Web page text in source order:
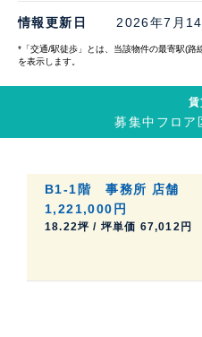
情報更新日 2026年7月14
*「交通/駅徒歩」とは、当該物件の最寄駅(路
を表示します。
賃
募集中フロア
B1-1階事務所 店舗
1,221,000円
18.22坪 / 坪単価 67,012円